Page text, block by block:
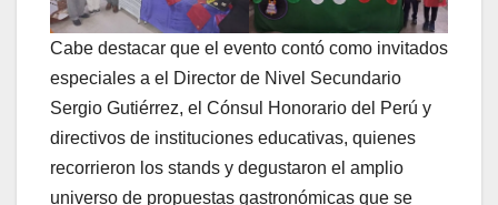
Cabe destacar que el evento contó como invitados
especiales a el Director de Nivel Secundario
Sergio Gutiérrez, el Cónsul Honorario del Perú y
directivos de instituciones educativas, quienes
recorrieron los stands y degustaron el amplio
universo de propuestas gastronómicas que se